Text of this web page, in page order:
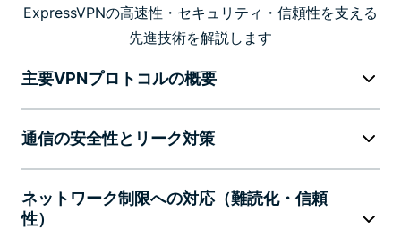
ExpressVPNの高速性・セキュリティ・信頼性を支える
先進技術を解説します
主要VPNプロトコルの概要
通信の安全性とリーク対策
ネットワーク制限への対応（難読化・信頼
性）